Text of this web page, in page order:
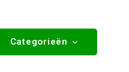
Categorieën